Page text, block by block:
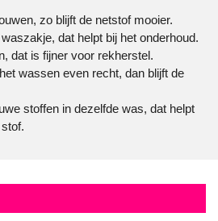
zo blijft de netstof mooier.
dat helpt bij het onderhoud.
dat is fijner voor rekherstel.
wassen even recht, dan blijft de
stoffen in dezelfde was, dat helpt